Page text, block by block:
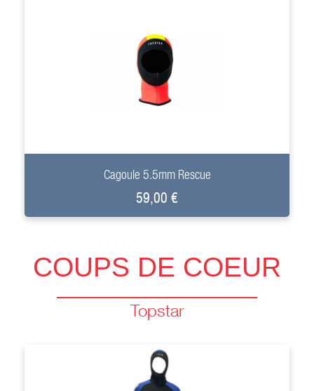
+
Cagoule 5.5mm Rescue
59,00 €
COUPS DE COEUR
Topstar